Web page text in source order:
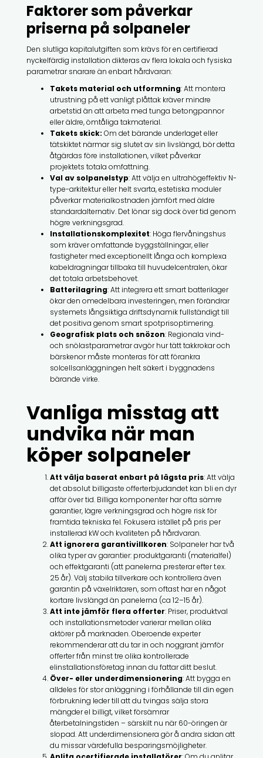
Faktorer som påverkar
priserna på solpaneler
Den slutliga kapitalutgiften som krävs för en certifierad
nyckelfärdig installation dikteras av flera lokala och fysiska
parametrar snarare än enbart hårdvaran:
Takets material och utformning: Att montera
utrustning på ett vanligt plåttak kräver mindre
arbetstid än att arbeta med tunga betongpannor
eller äldre, ömtåliga takmaterial.
Takets skick: Om det bärande underlaget eller
tätskiktet närmar sig slutet av sin livslängd, bör detta
åtgärdas före installationen, vilket påverkar
projektets totala omfattning.
Val av solpanelstyp: Att välja en ultrahögeffektiv N-
type-arkitektur eller helt svarta, estetiska moduler
påverkar materialkostnaden jämfört med äldre
standardalternativ. Det lönar sig dock över tid genom
högre verkningsgrad.
Installationskomplexitet: Höga flervåningshus
som kräver omfattande byggställningar, eller
fastigheter med exceptionellt långa och komplexa
kabeldragningar tillbaka till huvudelcentralen, ökar
det totala arbetsbehovet.
Batterilagring: Att integrera ett smart batterilager
ökar den omedelbara investeringen, men förändrar
systemets långsiktiga driftsdynamik fullständigt till
det positiva genom smart spotprisoptimering.
Geografisk plats och snözon: Regionala vind-
och snölastparametrar avgör hur tätt takkrokar och
bärskenor måste monteras för att förankra
solcellsanläggningen helt säkert i byggnadens
bärande virke.
Vanliga misstag att
undvika när man
köper solpaneler
Att välja baserat enbart på lägsta pris: Att välja
det absolut billigaste offerterbjudandet kan bli en dyr
affär över tid. Billiga komponenter har ofta sämre
garantier, lägre verkningsgrad och högre risk för
framtida tekniska fel. Fokusera istället på pris per
installerad kW och kvaliteten på hårdvaran.
Att ignorera garantivillkoren: Solpaneler har två
olika typer av garantier: produktgaranti (materialfel)
och effektgaranti (att panelerna presterar efter t.ex.
25 år). Välj stabila tillverkare och kontrollera även
garantin på växelriktaren, som oftast har en något
kortare livslängd än panelerna (ca 12–15 år).
Att inte jämför flera offerter: Priser, produktval
och installationsmetoder varierar mellan olika
aktörer på marknaden. Oberoende experter
rekommenderar att du tar in och noggrant jämför
offerter från minst tre olika kontrollerade
elinstallationsföretag innan du fattar ditt beslut.
Över- eller underdimensionering: Att bygga en
alldeles för stor anläggning i förhållande till din egen
förbrukning leder till att du tvingas sälja stora
mängder el billigt, vilket försämrar
återbetalningstiden – särskilt nu när 60-öringen är
slopad. Att underdimensionera gör å andra sidan att
du missar värdefulla besparingsmöjligheter.